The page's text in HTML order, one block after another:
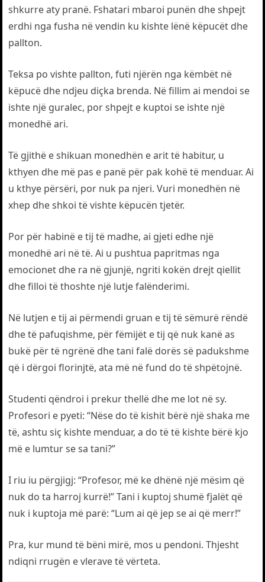
shkurre aty pranë. Fshatari mbaroi punën dhe shpejt
erdhi nga fusha në vendin ku kishte lënë këpucët dhe
pallton.
Teksa po vishte pallton, futi njërën nga këmbët në
këpucë dhe ndjeu diçka brenda. Në fillim ai mendoi se
ishte një guralec, por shpejt e kuptoi se ishte një
monedhë ari.
Të gjithë e shikuan monedhën e arit të habitur, u
kthyen dhe më pas e panë për pak kohë të menduar. Ai
u kthye përsëri, por nuk pa njeri. Vuri monedhën në
xhep dhe shkoi të vishte këpucën tjetër.
Por për habinë e tij të madhe, ai gjeti edhe një
monedhë ari në të. Ai u pushtua papritmas nga
emocionet dhe ra në gjunjë, ngriti kokën drejt qiellit
dhe filloi të thoshte një lutje falënderimi.
Në lutjen e tij ai përmendi gruan e tij të sëmurë rëndë
dhe të pafuqishme, për fëmijët e tij që nuk kanë as
bukë për të ngrënë dhe tani falë dorës së padukshme
që i dërgoi florinjtë, ata më në fund do të shpëtojnë.
Studenti qëndroi i prekur thellë dhe me lot në sy.
Profesori e pyeti: “Nëse do të kishit bërë një shaka me
të, ashtu siç kishte menduar, a do të të kishte bërë kjo
më e lumtur se sa tani?”
I riu iu përgjigj: “Profesor, më ke dhënë një mësim që
nuk do ta harroj kurrë!” Tani i kuptoj shumë fjalët që
nuk i kuptoja më parë: “Lum ai që jep se ai që merr!”
Pra, kur mund të bëni mirë, mos u pendoni. Thjesht
ndiqni rrugën e vlerave të vërteta.